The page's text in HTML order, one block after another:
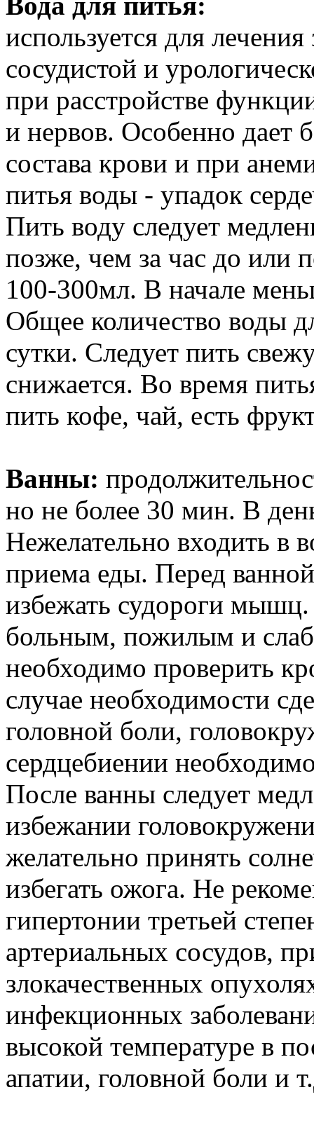
используется для
сосудистой и
при расстройстве
и нервов. Особенно дает
состава крови и при
питья воды - упадок
Пить воду следует
позже, чем за час до или
100-300мл. В начале
Общее количество воды
сутки. Следует пить
снижается. Во время
пить кофе, чай, есть
Ванны:
но не более 30 мин. В
Нежелательно входить в
приема еды. Перед
избежать судороги
больным, пожилым и
необходимо проверить
случае необходимости
головной боли,
сердцебиении
После ванны следует
избежании
желательно принять
избегать ожога. Не
гипертонии третьей
артериальных сосудов,
злокачественных
инфекционных
высокой температуре в
апатии, головной боли и